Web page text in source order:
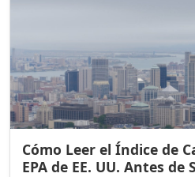
Cómo Leer el Índice de
EPA de EE. UU. Antes de